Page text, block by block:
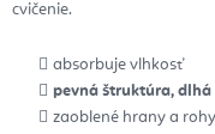
cvičenie.
absorbuje vlhkosť
pevná štruktúra,
zaoblené hrany a